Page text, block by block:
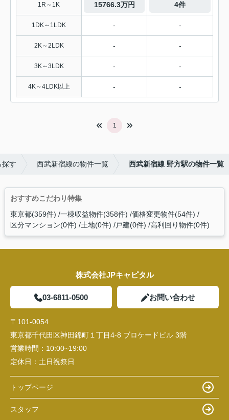
1R～1K 15766.3万円 4件
1DK～1LDK - -
2K～2LDK - -
3K～3LDK - -
4K～4LDK以上 - -
1
探す 西武新宿線の物件一覧 西武新宿線 野方駅の物件一覧
おすすめこだわり特集
東京都(359件) 一棟収益物件(358件) 価格変更物件(54件)
区分マンション(0件) 土地(0件) 戸建(0件) 高利回り物件(0件)
株式会社JPキャピタル
03-6811-0500 お問い合わせ
〒101-0054
東京都千代田区神田錦町１丁目4-8 ブロケードビル 3階
営業時間： 10:00~19:00
定休日： 土日祝祭日
トップページ
スタッフ